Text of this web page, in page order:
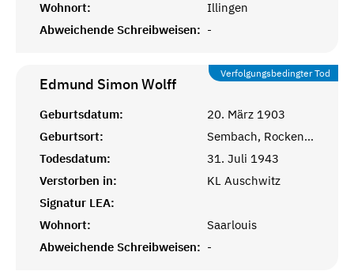
Wohnort:
Illingen
Abweichende Schreibweisen: -
Verfolgungsbedingter Tod
Edmund SimonWolff
Geburtsdatum:
20. März 1903
Geburtsort:
Sembach, Rockenhausen, Bayr. Pfalz
Todesdatum:
31. Juli 1943
Verstorben in:
KL Auschwitz
Signatur LEA:
Wohnort:
Saarlouis
Abweichende Schreibweisen: -